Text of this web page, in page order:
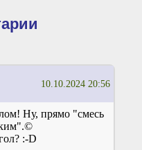
10.10.2024 20:56
Ну, прямо "смесь
:-D